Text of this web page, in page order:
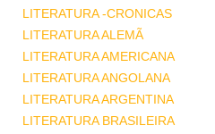
LITERATURA -CRONICAS
LITERATURA ALEMÃ
LITERATURA AMERICANA
LITERATURA ANGOLANA
LITERATURA ARGENTINA
LITERATURA BRASILEIRA